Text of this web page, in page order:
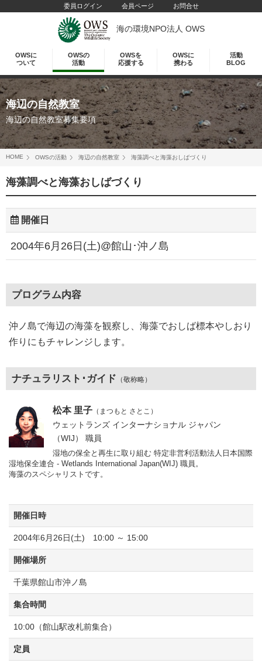
委員ログイン 会員ページ お問合せ
海の環境NPO法人 OWS
OWSに
ついて
OWSの
活動
OWSを
応援する
OWSに
携わる
活動
BLOG
海辺の自然教室
海辺の自然教室募集要項
HOME OWSの活動 海辺の自然教室 海藻調べと海藻おしばづくり
海藻調べと海藻おしばづくり
開催日
2004年6月26日(土)@館山･沖ノ島
プログラム内容
沖ノ島で海辺の海藻を観察し、海藻でおしば標本やしおり
作りにもチャレンジします。
ナチュラリスト･ガイド （敬称略）
松本 里子 （まつもと さとこ）
ウェットランズ インターナショナル ジャパン
（WIJ） 職員
湿地の保全と再生に取り組む 特定非営利活動法人日本国際
湿地保全連合 - Wetlands International Japan(WIJ) 職員。
海藻のスペシャリストです。
開催日時
2004年6月26日(土) 10:00 ～ 15:00
開催場所
千葉県館山市沖ノ島
集合時間
10:00（館山駅改札前集合）
定員